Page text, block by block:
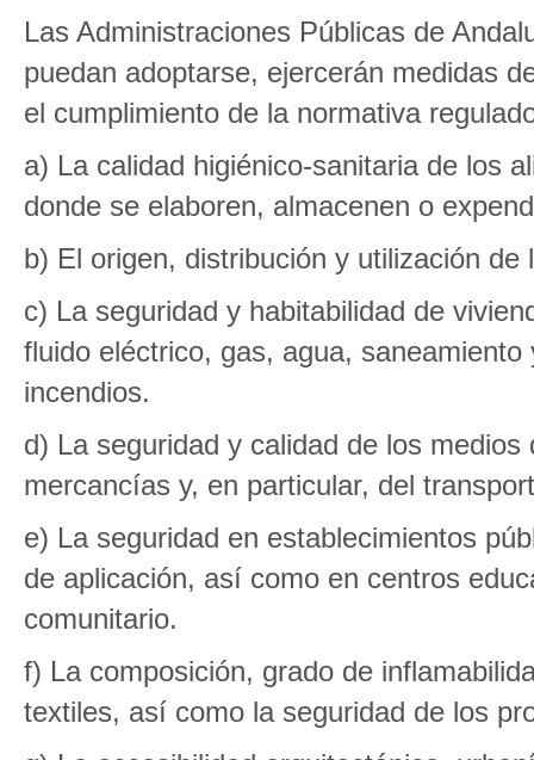
Las Administraciones Públicas de
puedan adoptarse, ejercerán medidas
el cumplimiento de la normativa
a) La calidad higiénico-sanitaria de los
donde se elaboren, almacenen o
b) El origen, distribución y utilización
c) La seguridad y habitabilidad de
fluido eléctrico, gas, agua,
incendios.
d) La seguridad y calidad de los
mercancías y, en particular, del
e) La seguridad en establecimientos
de aplicación, así como en centros
comunitario.
f) La composición, grado de
textiles, así como la seguridad de los